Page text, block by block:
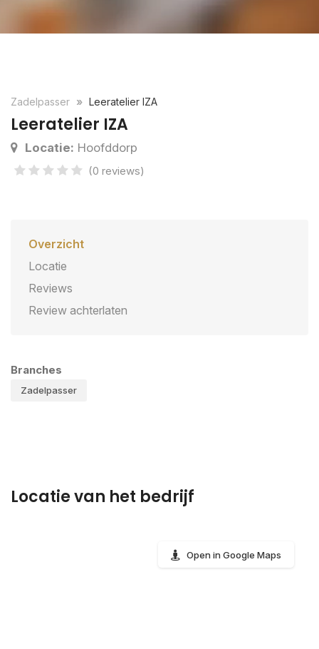
Zadelpasser Leeratelier IZA
Leeratelier IZA
Locatie: Hoofddorp
(0 reviews)
Overzicht
Locatie
Reviews
Review achterlaten
Branches
Zadelpasser
Locatie van het bedrijf
Open in Google Maps